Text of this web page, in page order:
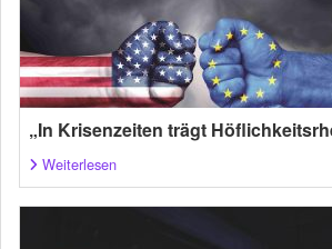
„In Krisenzeiten trägt
Weiterlesen